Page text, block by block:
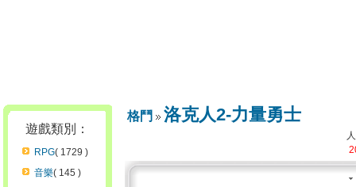
遊戲類別：
RPG( 1729 )
音樂( 145 )
格鬥 洛克人2-力量勇士